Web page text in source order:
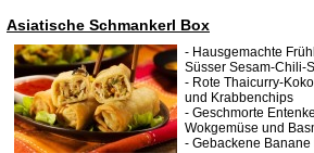
Asiatische Schmankerl Box
- Hausgemachte
Süsser Sesam-Chili-
- Rote Thaicurry-
und Krabbenchips
- Geschmorte
Wokgemüse und
- Gebackene